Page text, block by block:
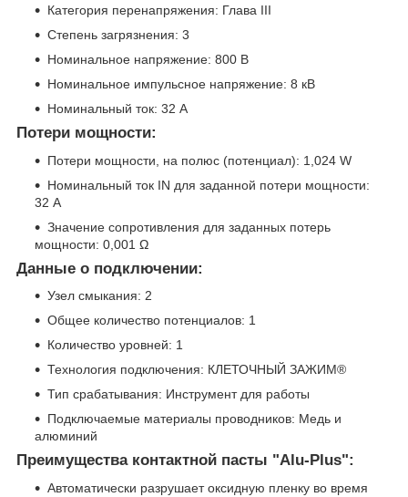
Категория перенапряжения: Глава III
Степень загрязнения: 3
Номинальное напряжение: 800 В
Номинальное импульсное напряжение: 8 кВ
Номинальный ток: 32 А
Потери мощности:
Потери мощности, на полюс (потенциал): 1,024 W
Номинальный ток IN для заданной потери мощности:
32 A
Значение сопротивления для заданных потерь
мощности: 0,001 Ω
Данные о подключении:
Узел смыкания: 2
Общее количество потенциалов: 1
Количество уровней: 1
Технология подключения: КЛЕТОЧНЫЙ ЗАЖИМ®
Тип срабатывания: Инструмент для работы
Подключаемые материалы проводников: Медь и
алюминий
Преимущества контактной пасты "Alu-Plus":
Автоматически разрушает оксидную пленку во время